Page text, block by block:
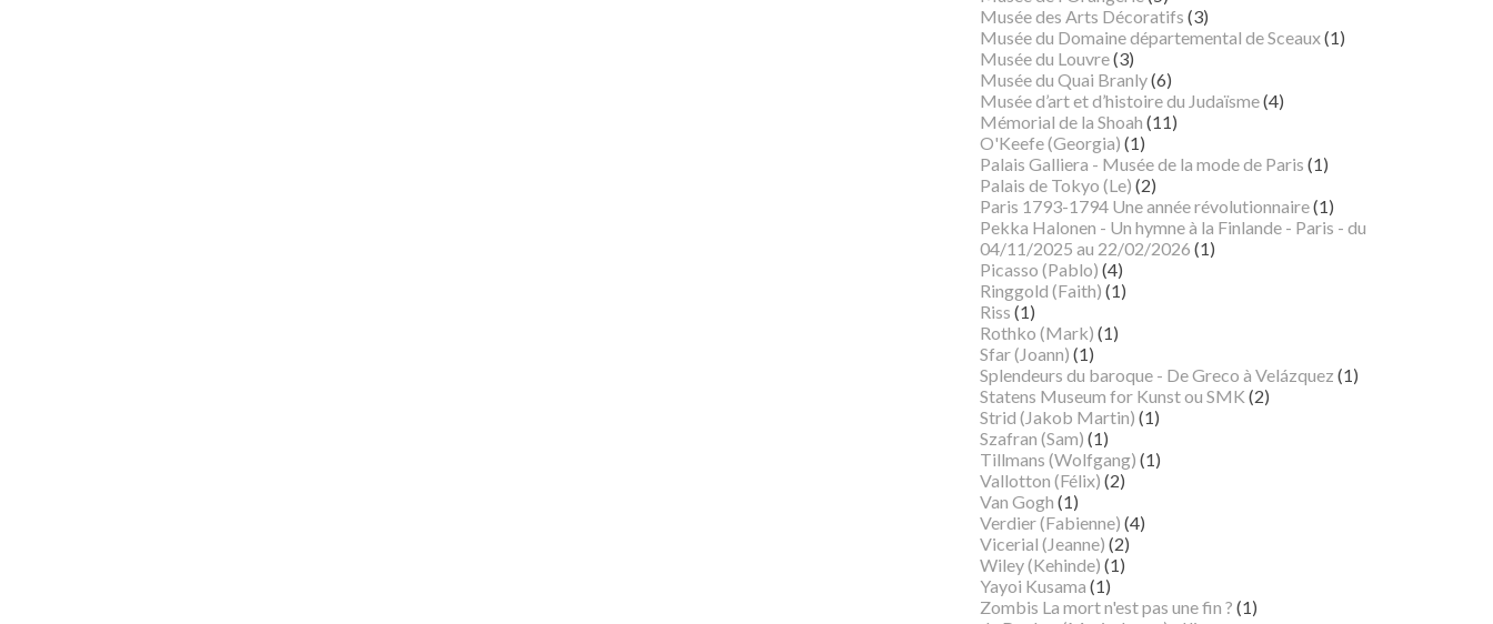
Musée des Arts Décoratifs (3)
Musée du Domaine départemental de Sceaux(1)
Musée du Louvre(3)
Musée du Quai Branly(6)
Musée d’art et d’histoire du Judaïsme(4)
Mémorial de la Shoah (11)
O'Keefe (Georgia) (1)
Palais Galliera - Musée de la mode de Paris (1)
Palais de Tokyo (Le) (2)
Paris 1793-1794 Une année révolutionnaire(1)
Pekka Halonen - Un hymne à la Finlande - Paris - du
04/11/2025 au 22/02/2026 (1)
Picasso (Pablo) (4)
Ringgold (Faith) (1)
Riss (1)
Rothko (Mark) (1)
Sfar (Joann) (1)
Splendeurs du baroque - De Greco à Velázquez (1)
Statens Museum for Kunst ou SMK (2)
Strid (Jakob Martin) (1)
Szafran (Sam) (1)
Tillmans (Wolfgang) (1)
Vallotton (Félix) (2)
Van Gogh (1)
Verdier (Fabienne) (4)
Vicerial (Jeanne) (2)
Wiley (Kehinde) (1)
Yayoi Kusama (1)
Zombis La mort n'est pas une fin ? (1)